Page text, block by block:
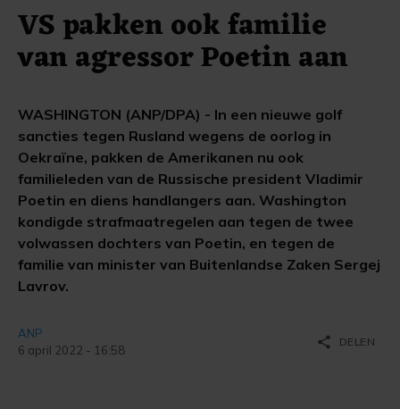
VS pakken ook familie
van agressor Poetin aan
WASHINGTON (ANP/DPA) - In een nieuwe golf
sancties tegen Rusland wegens de oorlog in
Oekraïne, pakken de Amerikanen nu ook
familieleden van de Russische president Vladimir
Poetin en diens handlangers aan. Washington
kondigde strafmaatregelen aan tegen de twee
volwassen dochters van Poetin, en tegen de
familie van minister van Buitenlandse Zaken Sergej
Lavrov.
ANP
6 april 2022 - 16:58
share DELEN